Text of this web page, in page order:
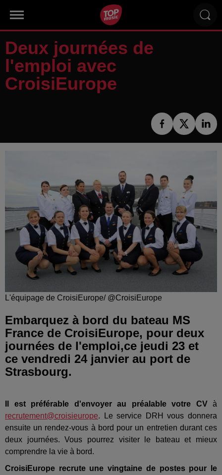
Deux journées de
l'emploi avec
CroisiEurope
L'équipage de CroisiEurope/ @CroisiEurope
Embarquez à bord du bateau MS
France de CroisiEurope, pour deux
journées de l'emploi,ce jeudi 23 et
ce vendredi 24 janvier au port de
Strasbourg.
Il est préférable d'envoyer au préalable votre CVà
recrutement@croisieurope. Le service DRH vous donnera
ensuite un rendez-vous à bord pour un entretien durant ces
deux journées. Vous pourrez visiter le bateau et mieux
comprendre la vie à bord.
CroisiEurope recrute une vingtaine de postes pour le